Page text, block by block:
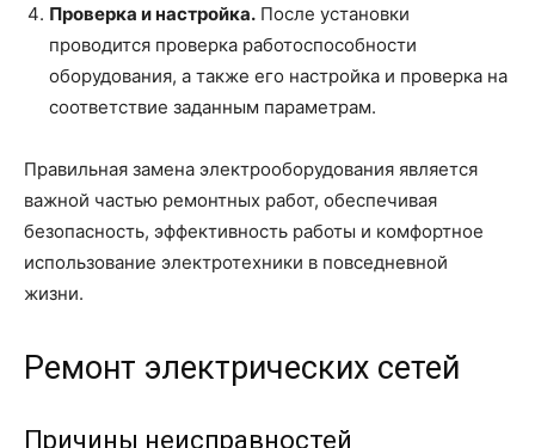
Проверка и настройка. После установки
проводится проверка работоспособности
оборудования, а также его настройка и проверка на
соответствие заданным параметрам.
Правильная замена электрооборудования является
важной частью ремонтных работ, обеспечивая
безопасность, эффективность работы и комфортное
использование электротехники в повседневной
жизни.
Ремонт электрических сетей
Причины неисправностей